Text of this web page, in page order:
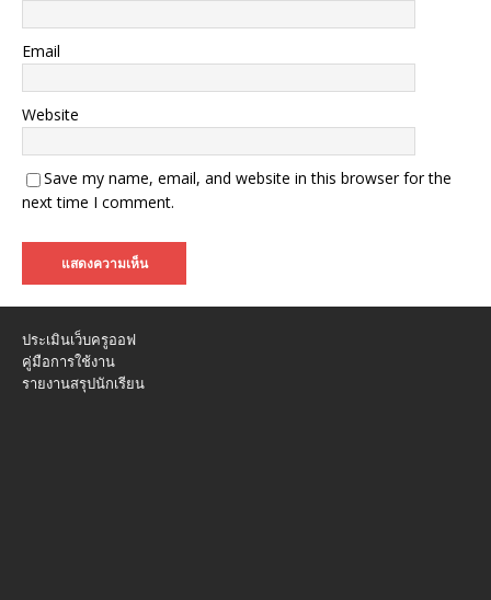
Email
Website
Save my name, email, and website in this browser for the
next time I comment.
ประเมินเว็บครูออฟ
คู่มือการใช้งาน
รายงานสรุปนักเรียน